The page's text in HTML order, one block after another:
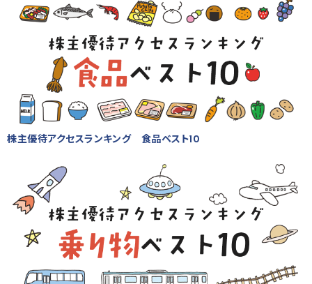
株主優待アクセスランキング 食品ベスト10